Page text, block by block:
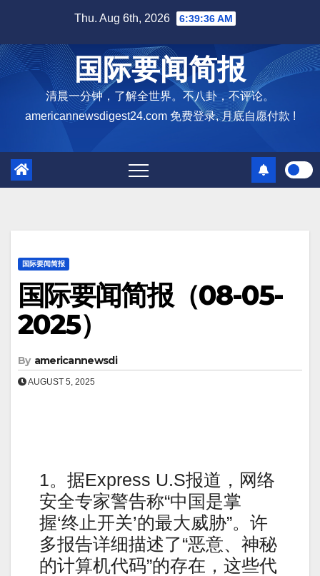
content
Thu. Aug 6th, 2026 6:39:38 AM
国际要闻简报
清晨一分钟，了解全世界。不八卦，不评论。
americannewsdigest24.com 免费登录, 月底自愿付款 !
国际要闻简报
国际要闻简报（08-05-
2025）
By americannewsdi
AUGUST 5, 2025
1。据Express U.S报道，网络
安全专家警告称“中国是掌
握‘终止开关’的最大威胁”。许
多报告详细描述了“恶意、神秘
的计算机代码”的存在，这些代